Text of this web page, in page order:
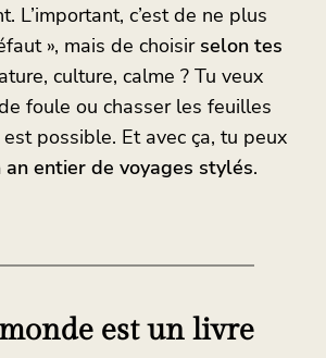
L’important, c’est de ne plus
», mais de choisir selon tes
culture, calme ? Tu veux
foule ou chasser les feuilles
est possible. Et avec ça, tu peux
an entier de voyages stylés.
est un livre